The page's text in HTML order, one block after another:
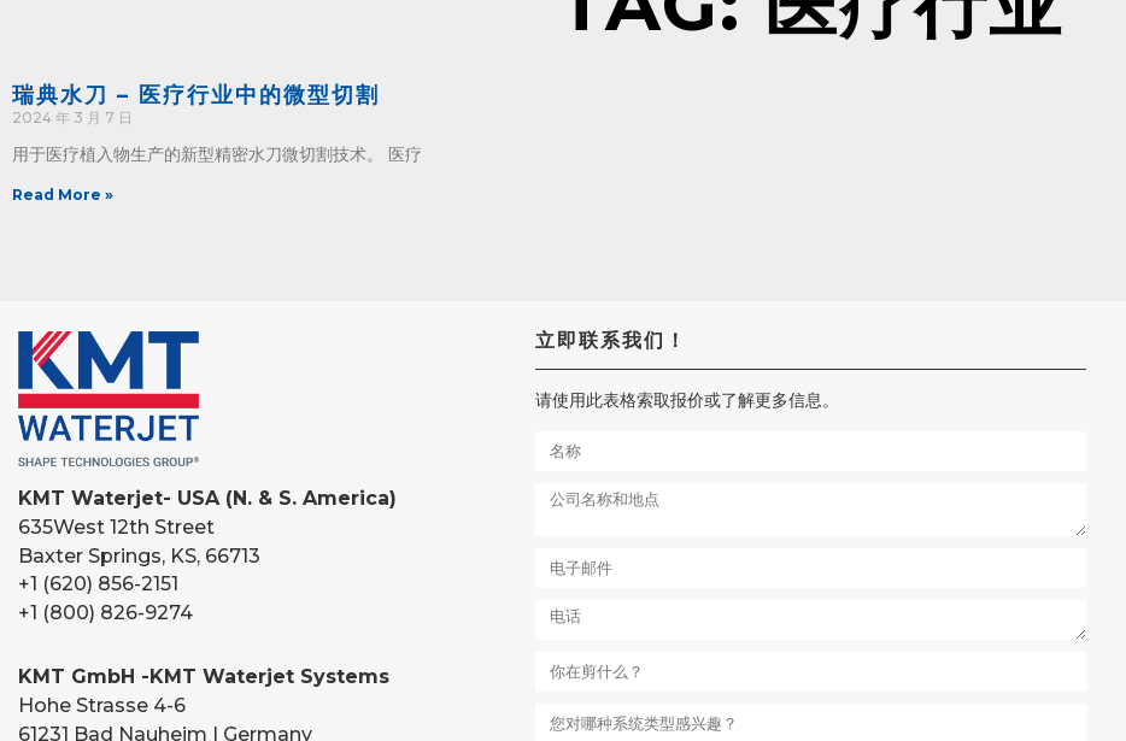
瑞典水刀 – 医疗行业中的微型切割
2024 年 3 月 7 日
用于医疗植入物生产的新型精密水刀微切割技术。 医疗
Read More »
KMT Waterjet- USA (N. & S. America)
635West 12th Street
Baxter Springs, KS, 66713
+1 (620) 856-2151
+1 (800) 826-9274
KMT GmbH -KMT Waterjet Systems
Hohe Strasse 4-6
61231 Bad Nauheim | Germany
立即联系我们！
请使用此表格索取报价或了解更多信息。